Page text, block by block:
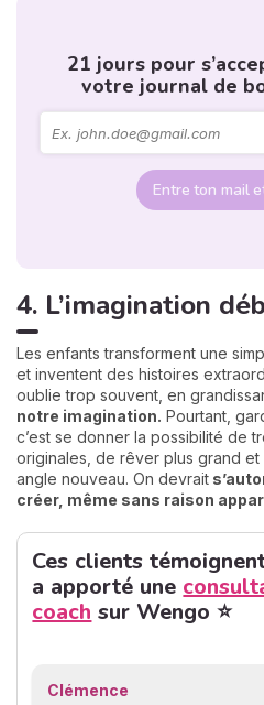
21 jours pour
votre journal de
Entre ton mail
4. L’imagination
Les enfants transforment une
et inventent des histoires
oublie trop souvent, en
notre imagination. Pourtant,
c’est se donner la possibilité de
originales, de rêver plus grand
angle nouveau. On devrait
créer, même sans raison
Ces clients
a apporté une
coach sur Wengo ⭐
Clémence